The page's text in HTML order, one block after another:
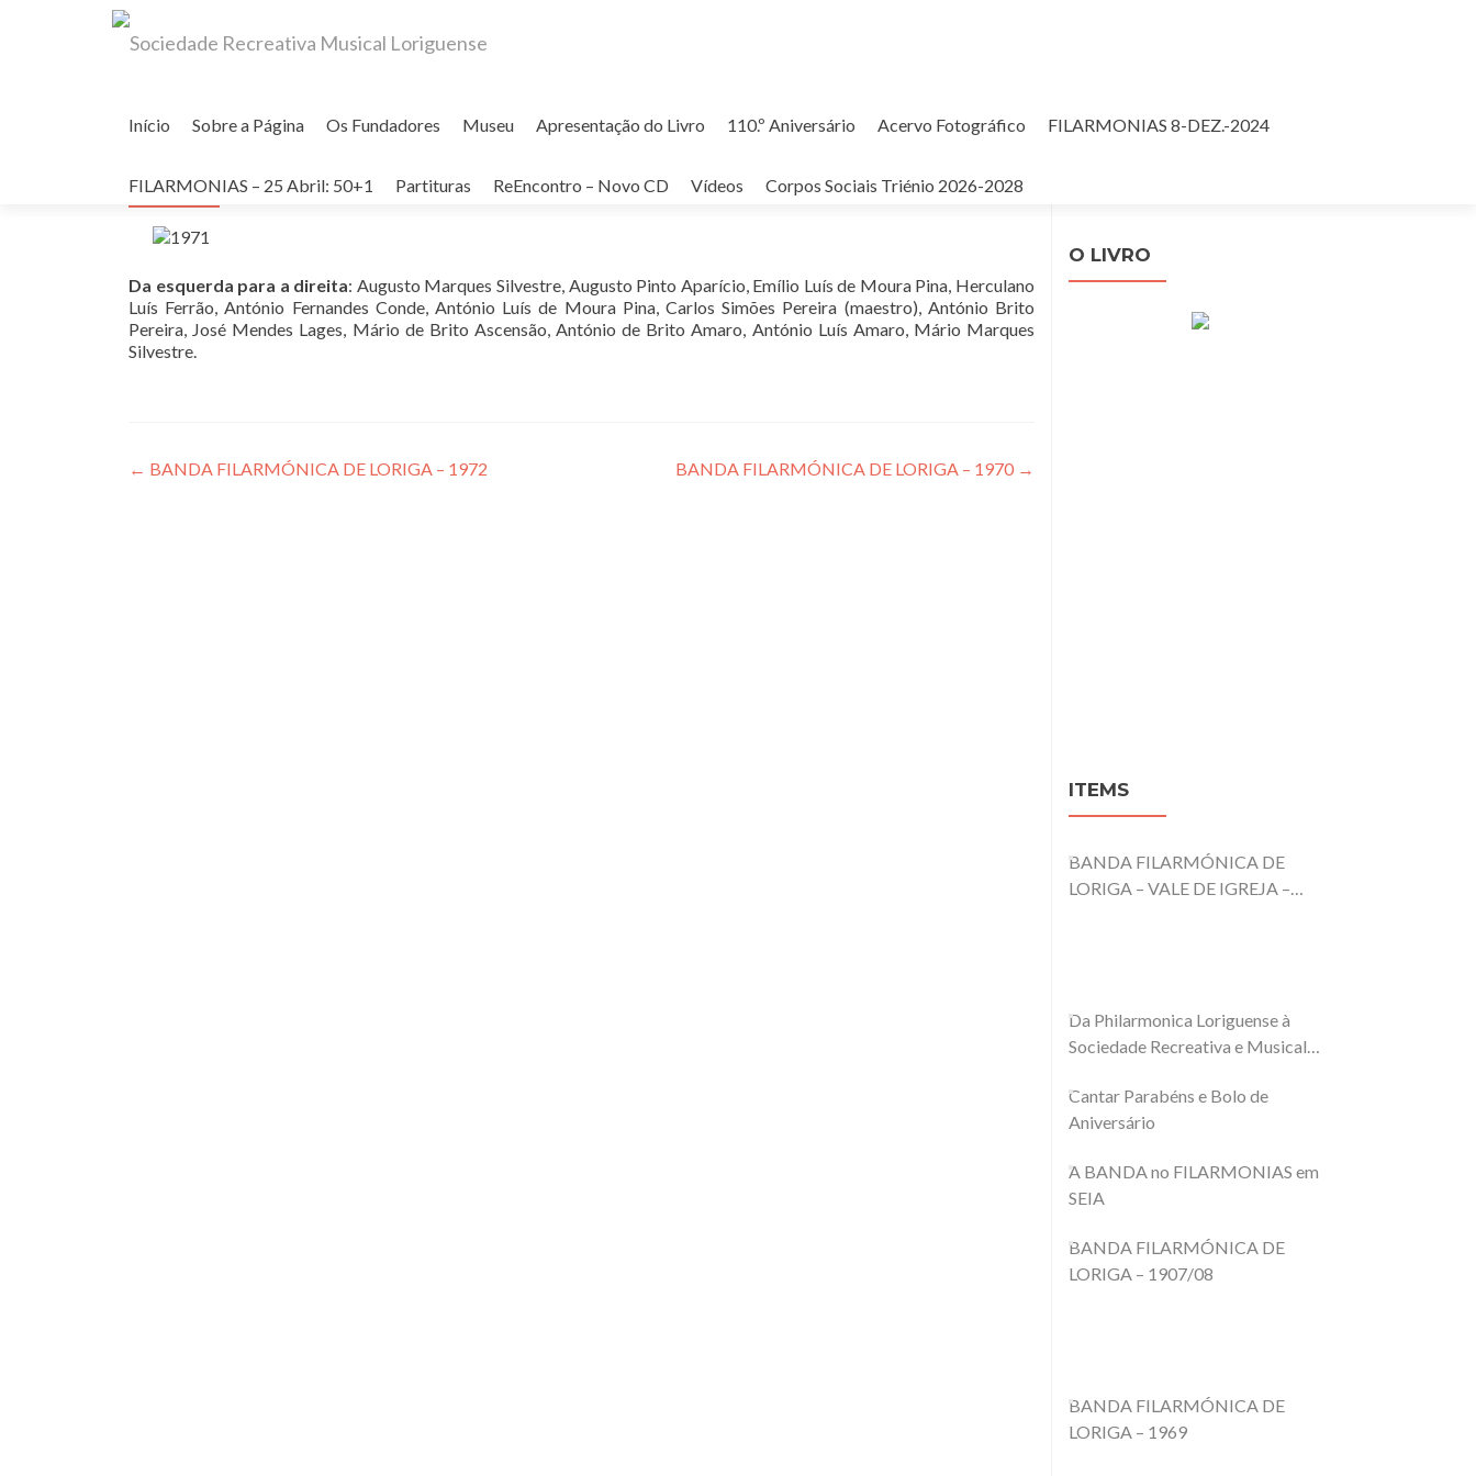
to
Início Sobre a Página Os Fundadores Museu Apresentação do Livro 110.º Aniversário Acervo Fotográfico FILARMONIAS 8-DEZ.-2024
FILARMONIAS – 25 Abril: 50+1 Partituras ReEncontro – Novo CD Vídeos Corpos Sociais Triénio 2026-2028
ANOS – 11-7-1971
Da esquerda para a direita: Augusto Marques Silvestre, Augusto Pinto Aparício, Emílio Luís de Moura Pina, Herculano
Luís Ferrão, António Fernandes Conde, António Luís de Moura Pina, Carlos Simões Pereira (maestro), António Brito
Pereira, José Mendes Lages, Mário de Brito Ascensão, António de Brito Amaro, António Luís Amaro, Mário Marques
Silvestre.
Post
← BANDA FILARMÓNICA DE LORIGA – 1972 BANDA FILARMÓNICA DE LORIGA – 1970 →
O LIVRO
ITEMS
BANDA FILARMÓNICA DE
LORIGA – VALE DE IGREJA –
Da Philarmonica Loriguense à
Sociedade Recreativa e Musical
Cantar Parabéns e Bolo de
Aniversário
A BANDA no FILARMONIAS em
SEIA
BANDA FILARMÓNICA DE
LORIGA – 1907/08
BANDA FILARMÓNICA DE
LORIGA – 1969